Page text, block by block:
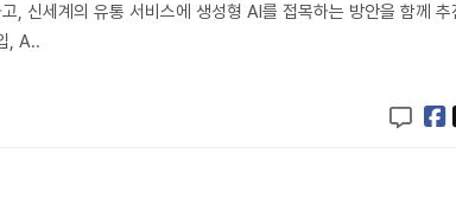
, 신세계의 유통 서비스에 생성형 AI를 접목하는 방안을 함께 추
, A..